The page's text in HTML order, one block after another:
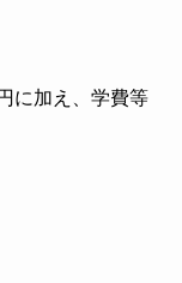
に加え、学費等